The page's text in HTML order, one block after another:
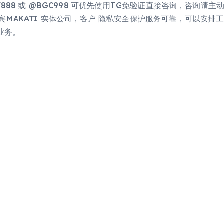
或 @BGC998 可优先使用TG免验证直接咨询，咨询请主动
MAKATI 实体公司，客户 隐私安全保护服务可靠，可以安排工
。